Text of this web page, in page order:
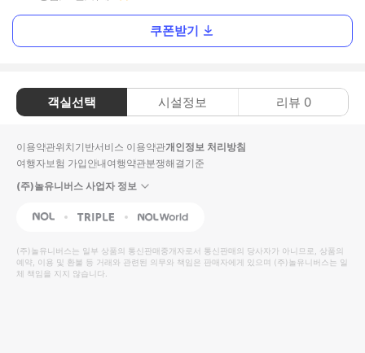
쿠폰받기
객실선택 시설정보 리뷰 0
이용약관위치기반서비스 이용약관개인정보 처리방침
여행자보험 가입안내여행약관분쟁해결기준
(주)놀유니버스 사업자 정보
NOL Triple Interpark Global
(주)놀유니버스는 일부 상품의 통신판매중개자로서 통신판매의 당사자가 아니므로, 상품의
예약, 이용 및 환불 등 거래와 관련된 의무와 책임은 판매자에게 있으며 (주)놀유니버스는 일
체 책임을 지지 않습니다.